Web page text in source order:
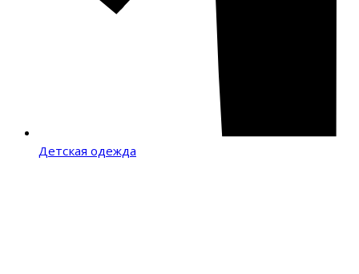
Детская одежда